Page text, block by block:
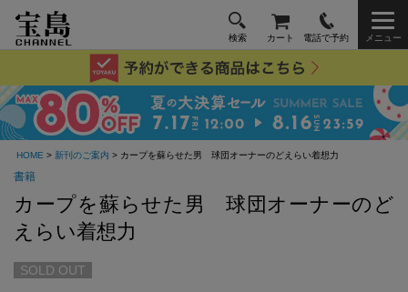
検索 カート 電話で予約 メニュー
HOME > 新刊のご案内 > カープを蘇らせた男 球団オーナーのどえらい着想力
書籍
カープを蘇らせた男 球団オーナーのど
えらい着想力
SOLD OUT